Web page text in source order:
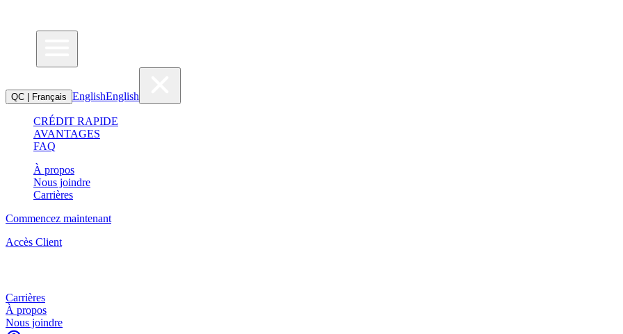
QC | Français EnglishEnglish
CRÉDIT RAPIDE
AVANTAGES
FAQ
À propos
Nous joindre
Carrières
Commencez maintenant
Accès Client
Carrières
À propos
Nous joindre